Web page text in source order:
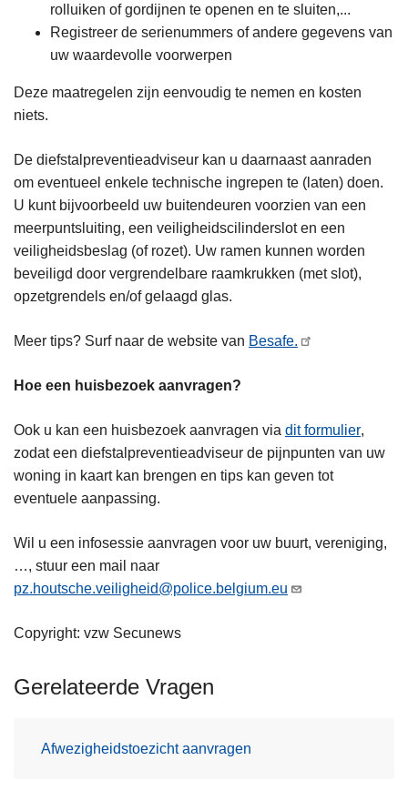
rolluiken of gordijnen te openen en te sluiten,...
Registreer de serienummers of andere gegevens van
uw waardevolle voorwerpen
Deze maatregelen zijn eenvoudig te nemen en kosten
niets.
De diefstalpreventieadviseur kan u daarnaast aanraden
om eventueel enkele technische ingrepen te (laten) doen.
U kunt bijvoorbeeld uw buitendeuren voorzien van een
meerpuntsluiting, een veiligheidscilinderslot en een
veiligheidsbeslag (of rozet). Uw ramen kunnen worden
beveiligd door vergrendelbare raamkrukken (met slot),
opzetgrendels en/of gelaagd glas.
Meer tips? Surf naar de website van Besafe.
Hoe een huisbezoek aanvragen?
Ook u kan een huisbezoek aanvragen via dit formulier,
zodat een diefstalpreventieadviseur de pijnpunten van uw
woning in kaart kan brengen en tips kan geven tot
eventuele aanpassing.
Wil u een infosessie aanvragen voor uw buurt, vereniging,
…, stuur een mail naar
pz.houtsche.veiligheid@police.belgium.eu
Copyright: vzw Secunews
Gerelateerde Vragen
Afwezigheidstoezicht aanvragen